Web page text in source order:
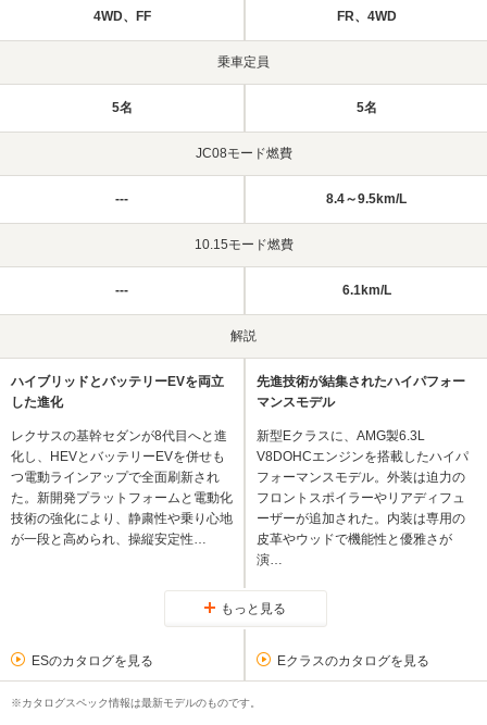
4WD、FF FR、4WD
乗車定員
5名 5名
JC08モード燃費
--- 8.4～9.5km/L
10.15モード燃費
--- 6.1km/L
解説
ハイブリッドとバッテリーEVを両立
した進化
レクサスの基幹セダンが8代目へと進
化し、HEVとバッテリーEVを併せも
つ電動ラインアップで全面刷新され
た。新開発プラットフォームと電動化
技術の強化により、静粛性や乗り心地
が一段と高められ、操縦安定性…
先進技術が結集されたハイパフォー
マンスモデル
新型Eクラスに、AMG製6.3L
V8DOHCエンジンを搭載したハイパ
フォーマンスモデル。外装は迫力の
フロントスポイラーやリアディフュ
ーザーが追加された。内装は専用の
皮革やウッドで機能性と優雅さが
演…
もっと見る
ESのカタログを見る Eクラスのカタログを見る
※カタログスペック情報は最新モデルのものです。